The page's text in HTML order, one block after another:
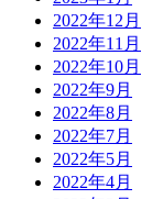
2022年12月
2022年11月
2022年10月
2022年9月
2022年8月
2022年7月
2022年5月
2022年4月